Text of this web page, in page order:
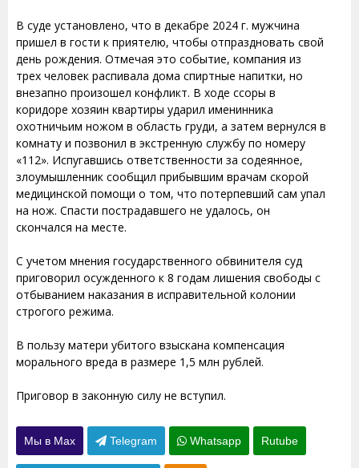
В суде установлено, что в декабре 2024 г. мужчина
пришел в гости к приятелю, чтобы отпраздновать свой
день рождения. Отмечая это событие, компания из
трех человек распивала дома спиртные напитки, но
внезапно произошел конфликт. В ходе ссоры в
коридоре хозяин квартиры ударил именинника
охотничьим ножом в область груди, а затем вернулся в
комнату и позвонил в экстренную службу по номеру
«112». Испугавшись ответственности за содеянное,
злоумышленник сообщил прибывшим врачам скорой
медицинской помощи о том, что потерпевший сам упал
на нож. Спасти пострадавшего не удалось, он
скончался на месте.
С учетом мнения государственного обвинителя суд
приговорил осужденного к 8 годам лишения свободы с
отбыванием наказания в исправительной колонии
строгого режима.
В пользу матери убитого взыскана компенсация
морального вреда в размере 1,5 млн рублей.
Приговор в законную силу не вступил.
Мы в Max Telegram Whatsapp Rutube